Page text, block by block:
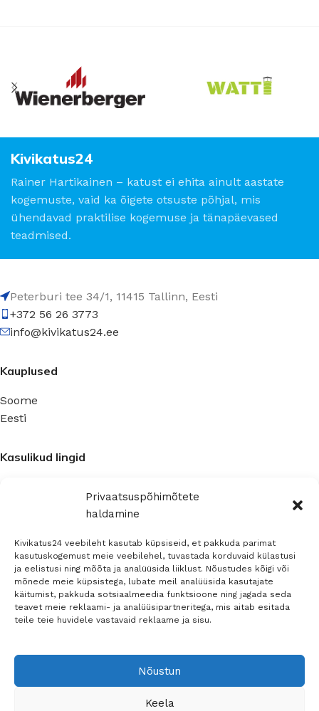
Privaatsuspõhimõtete
haldamine
Kivikatus24 veebileht kasutab küpsiseid, et pakkuda parimat
kasutuskogemust meie veebilehel, tuvastada korduvaid külastusi
ja eelistusi ning mõõta ja analüüsida liiklust. Nõustudes kõigi või
mõnede meie küpsistega, lubate meil analüüsida kasutajate
käitumist, pakkuda sotsiaalmeedia funktsioone ning jagada seda
teavet meie reklaami- ja analüüsipartneritega, mis aitab esitada
teile teie huvidele vastavaid reklaame ja sisu.
Nõustun
Keela
Kivikatus24
Rainer Hartikainen – katust ei ehita ainult aastate
kogemuste, vaid ka õigete otsuste põhjal, mis
ühendavad praktilise kogemuse ja tänapäevased
teadmised.
Peterburi tee 34/1, 11415 Tallinn, Eesti
+372 56 26 3773
info@kivikatus24.ee
Kauplused
Soome
Eesti
Kasulikud lingid
Privaatsuspoliitika
Ettevõte
Kontaktinfo
Müügitingimused